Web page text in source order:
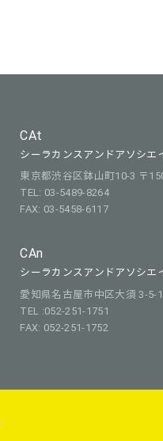
CAt
シーラカンスアンドアソシエ
東京都渋谷区鉢山町10-3 〒
TEL: 03-5489-8264
FAX: 03-5458-6117
CAn
シーラカンスアンドアソシエ
愛知県名古屋市中区大須 3-5-
TEL :052-251-1751
FAX: 052-251-1752